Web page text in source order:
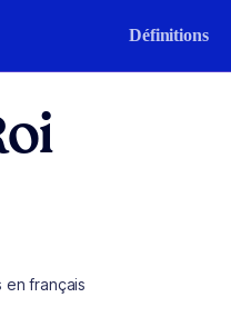
Définitions
en français